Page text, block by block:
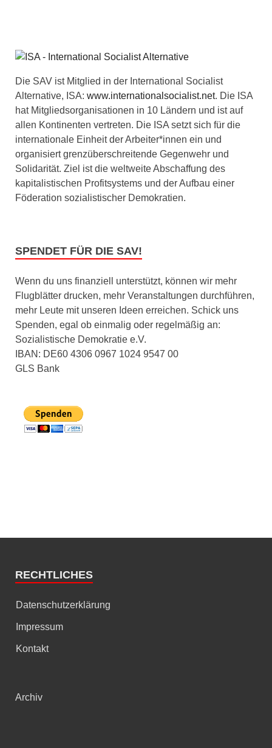
Die SAV ist Mitglied in der International Socialist
Alternative, ISA: www.internationalsocialist.net. Die ISA
hat Mitgliedsorganisationen in 10 Ländern und ist auf
allen Kontinenten vertreten. Die ISA setzt sich für die
internationale Einheit der Arbeiter*innen ein und
organisiert grenzüberschreitende Gegenwehr und
Solidarität. Ziel ist die weltweite Abschaffung des
kapitalistischen Profitsystems und der Aufbau einer
Föderation sozialistischer Demokratien.
SPENDET FÜR DIE SAV!
Wenn du uns finanziell unterstützt, können wir mehr
Flugblätter drucken, mehr Veranstaltungen durchführen,
mehr Leute mit unseren Ideen erreichen. Schick uns
Spenden, egal ob einmalig oder regelmäßig an:
Sozialistische Demokratie e.V.
IBAN: DE60 4306 0967 1024 9547 00
GLS Bank
RECHTLICHES
Datenschutzerklärung
Impressum
Kontakt
Archiv